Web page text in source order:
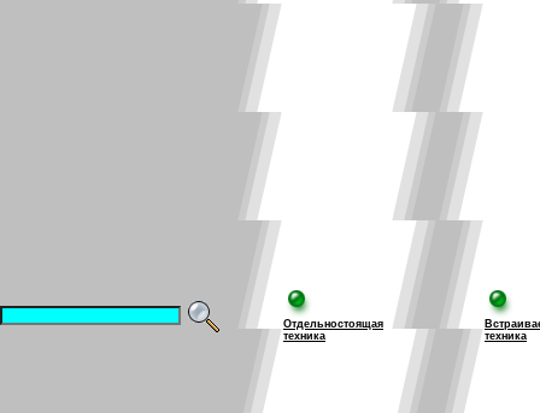
Отдельностоящая
техника
техника